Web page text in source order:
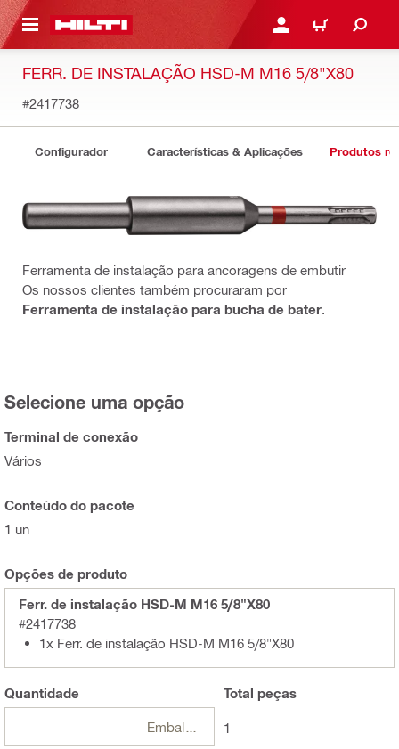
PRINCIPAL ENTRAR OU CADASTRAR
CARRINHO
FERR. DE INSTALAÇÃO HSD-M M16 5/8"X80
#2417738
Configurador Características & Aplicações Produtos
Ferramenta de instalação para ancoragens de embutir
Os nossos clientes também procuraram por
Ferramenta de instalação para bucha de bater
Selecione uma opção
Terminal de conexão
Vários
Conteúdo do pacote
1 un
Opções de produto
Ferr. de instalação HSD-M M16 5/8"X80
#2417738
1x Ferr. de instalação HSD-M M16 5/8"X80
Quantidade
Embalagens
Total peças
1